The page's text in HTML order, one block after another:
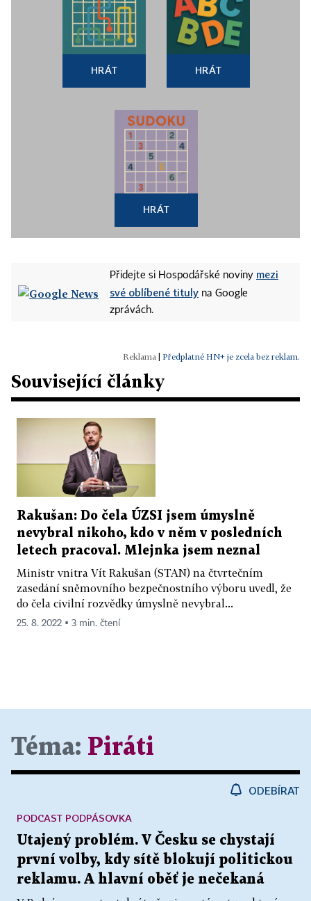
HRÁT HRÁT
HRÁT
Přidejte si Hospodářské noviny mezi
své oblíbené tituly na Google
zprávách.
Předplatné HN+ je zcela bez reklam.
Související články
Rakušan: Do čela ÚZSI jsem úmyslně
nevybral nikoho, kdo v něm v posledních
letech pracoval. Mlejnka jsem neznal
Ministr vnitra Vít Rakušan (STAN) na čtvrtečním
zasedání sněmovního bezpečnostního výboru uvedl, že
do čela civilní rozvědky úmyslně nevybral...
25. 8. 2022 ▪ 3 min. čtení
Téma: Piráti
ODEBÍRAT
Utajený problém. V Česku se chystají
první volby, kdy sítě blokují politickou
reklamu. A hlavní oběť je nečekaná
PODCAST PODPÁSOVKA